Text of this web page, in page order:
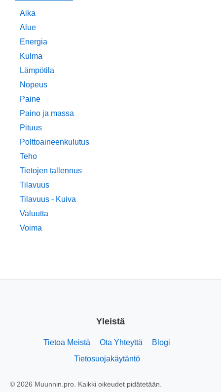
Aika
Alue
Energia
Kulma
Lämpötila
Nopeus
Paine
Paino ja massa
Pituus
Polttoaineenkulutus
Teho
Tietojen tallennus
Tilavuus
Tilavuus - Kuiva
Valuutta
Voima
Yleistä
Tietoa Meistä Ota Yhteyttä
Blogi
Tietosuojakäytäntö
© 2026 Muunnin.pro. Kaikki oikeudet pidätetään.